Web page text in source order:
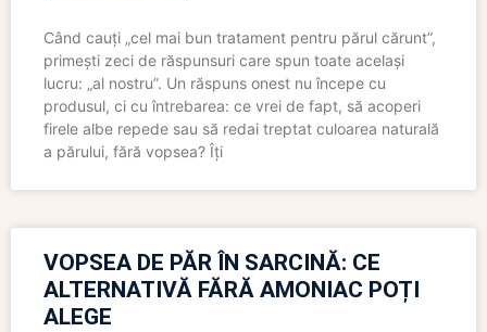
Când cauți „cel mai bun tratament pentru părul cărunt”,
primești zeci de răspunsuri care spun toate același
lucru: „al nostru”. Un răspuns onest nu începe cu
produsul, ci cu întrebarea: ce vrei de fapt, să acoperi
firele albe repede sau să redai treptat culoarea naturală
a părului, fără vopsea? Îți
VOPSEA DE PĂR ÎN SARCINĂ: CE
ALTERNATIVĂ FĂRĂ AMONIAC POȚI
ALEGE